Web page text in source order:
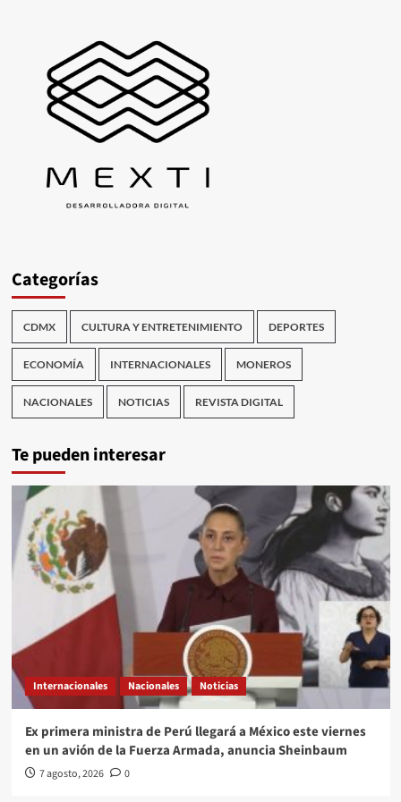
Categorías
CDMX CULTURA Y ENTRETENIMIENTO DEPORTES
ECONOMÍA INTERNACIONALES MONEROS
NACIONALES NOTICIAS REVISTA DIGITAL
Te pueden interesar
Internacionales Nacionales Noticias
Ex primera ministra de Perú llegará a México este viernes
en un avión de la Fuerza Armada, anuncia Sheinbaum
7 agosto, 2026 0